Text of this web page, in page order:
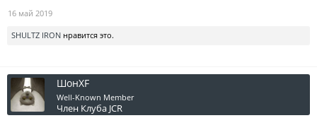
16 май 2019
SHULTZ IRON нравится это.
ШонXF
Well-Known Member
Член Клуба JCR